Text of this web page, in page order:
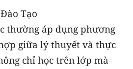
Tạo
thường áp dụng phương
giữa lý thuyết và thực
chỉ học trên lớp mà